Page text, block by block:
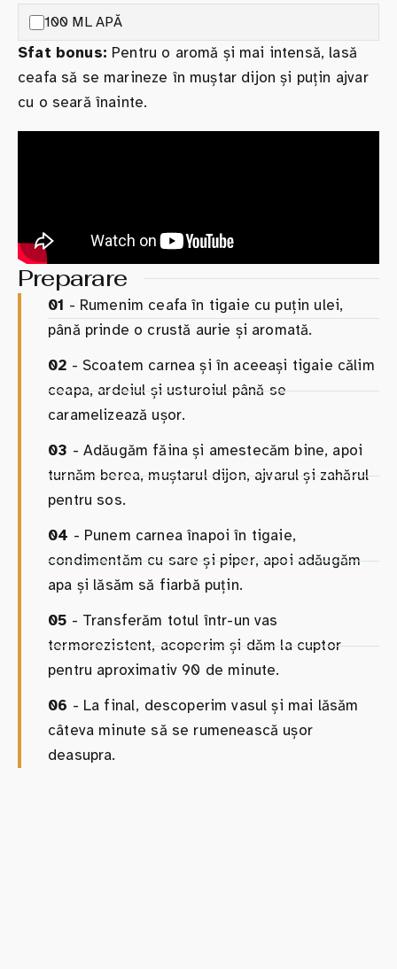
100 ML APĂ
Sfat bonus: Pentru o aromă și mai intensă, lasă
ceafa să se marineze în muștar dijon și puțin ajvar
cu o seară înainte.
Preparare
01 - Rumenim ceafa în tigaie cu puțin ulei,
până prinde o crustă aurie și aromată.
02 - Scoatem carnea și în aceeași tigaie călim
ceapa, ardeiul și usturoiul până se
caramelizează ușor.
03 - Adăugăm făina și amestecăm bine, apoi
turnăm berea, muștarul dijon, ajvarul și zahărul
pentru sos.
04 - Punem carnea înapoi în tigaie,
condimentăm cu sare și piper, apoi adăugăm
apa și lăsăm să fiarbă puțin.
05 - Transferăm totul într-un vas
termorezistent, acoperim și dăm la cuptor
pentru aproximativ 90 de minute.
06 - La final, descoperim vasul și mai lăsăm
câteva minute să se rumenească ușor
deasupra.